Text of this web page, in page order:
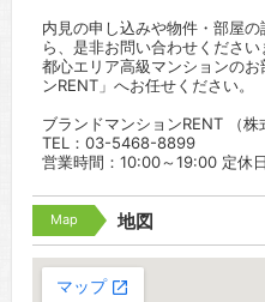
内見の申し込みや物件・部屋
ら、是非お問い合わせください
都心エリア高級マンションの
ンRENT」へお任せください。
ブランドマンションRENT （株
TEL：03-5468-8899
営業時間：10:00～19:00 定休
Map 地図